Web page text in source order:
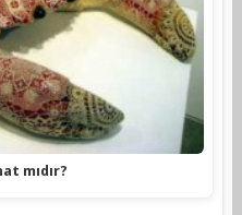
mıdır?